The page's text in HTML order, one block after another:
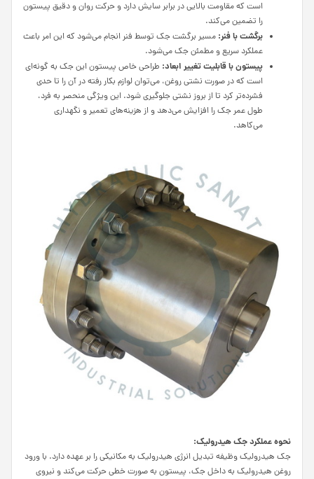
است که مقاومت بالایی در برابر سایش دارد و حرکت روان و دقیق پیستون
را تضمین می‌کند.
برگشت با فنر: مسیر برگشت جک توسط فنر انجام می‌شود که این امر باعث
عملکرد سریع و مطمئن جک می‌شود.
پیستون با قابلیت تغییر ابعاد: طراحی خاص پیستون این جک به گونه‌ای
است که در صورت نشتی روغن، می‌توان لوازم بکار رفته در آن را تا حدی
فشرده‌تر کرد تا از بروز نشتی جلوگیری شود. این ویژگی منحصر به فرد،
طول عمر جک را افزایش می‌دهد و از هزینه‌های تعمیر و نگهداری
می‌کاهد.
نحوه عملکرد جک هیدرولیک:
جک هیدرولیک وظیفه تبدیل انرژی هیدرولیک به مکانیکی را بر عهده دارد. با ورود
روغن هیدرولیک به داخل جک، پیستون به صورت خطی حرکت می‌کند و نیروی